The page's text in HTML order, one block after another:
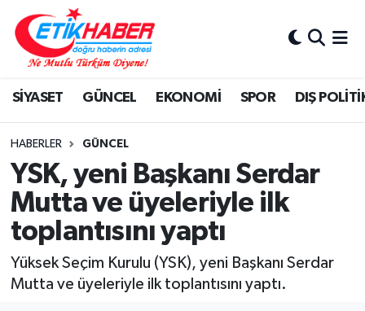
SİYASET GÜNCEL EKONOMİ SPOR DIŞ
HABERLER GÜNCEL
YSK, yeni Başkanı Serdar
Mutta ve üyeleriyle ilk
toplantısını yaptı
Yüksek Seçim Kurulu (YSK), yeni Başkanı Serdar
Mutta ve üyeleriyle ilk toplantısını yaptı.
BİLİM-TEKNOLOJİ
DIŞ POLİTİKA
DÜNYA
EĞİTİM GENÇLİK
EKONOMİ
KÖŞE YAZILARI
Nöbetçi Eczaneler
Hava Durumu
İstanbul Namaz Vakitleri
Trafik Durumu
Süper Lig Puan Durumu ve Fikstür
Tüm Manşetler